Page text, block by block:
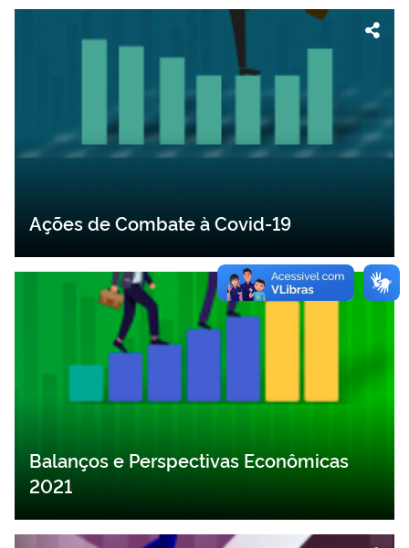
Ações de Combate à Covid-19
Balanços e Perspectivas Econômicas
2021